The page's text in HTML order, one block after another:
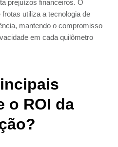
prejuízos financeiros. O
utiliza a tecnologia de
mantendo o compromisso
em cada quilômetro
o ROI da